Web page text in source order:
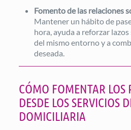
Fomento de las relaciones
Mantener un hábito de
hora, ayuda a reforzar
del mismo entorno y a
deseada.
CÓMO FOMENTAR LOS
DESDE LOS SERVICIOS
DOMICILIARIA